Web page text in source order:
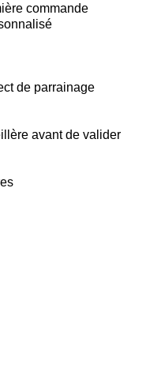
commande
de parrainage
avant de valider